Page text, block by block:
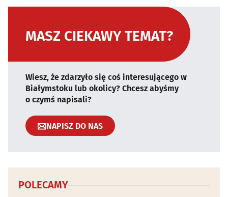
MASZ CIEKAWY TEMAT?
Wiesz, że zdarzyło się coś interesującego w
Białymstoku lub okolicy? Chcesz abyśmy
o czymś napisali?
NAPISZ DO NAS
POLECAMY